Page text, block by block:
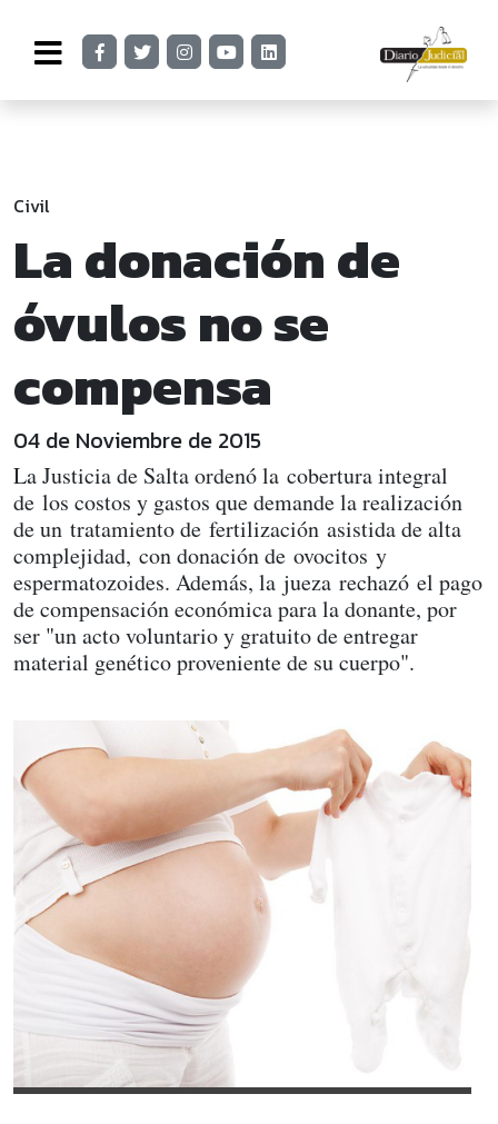
Civil
La donación de
óvulos no se
compensa
04 de Noviembre de 2015
La Justicia de Salta ordenó la cobertura integral
de los costos y gastos que demande la realización
de un tratamiento de fertilización asistida de alta
complejidad, con donación de ovocitos y
espermatozoides. Además, la jueza rechazó el pago
de compensación económica para la donante, por
ser "un acto voluntario y gratuito de entregar
material genético proveniente de su cuerpo".